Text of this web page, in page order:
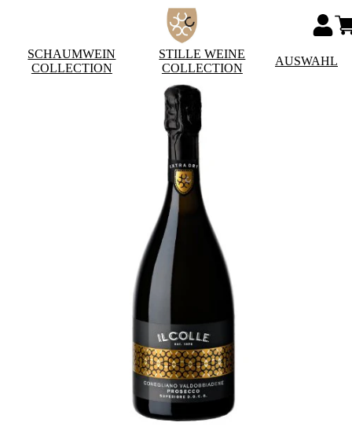
SCHAUMWEIN
COLLECTION
STILLE WEINE
COLLECTION
AUSWAHL